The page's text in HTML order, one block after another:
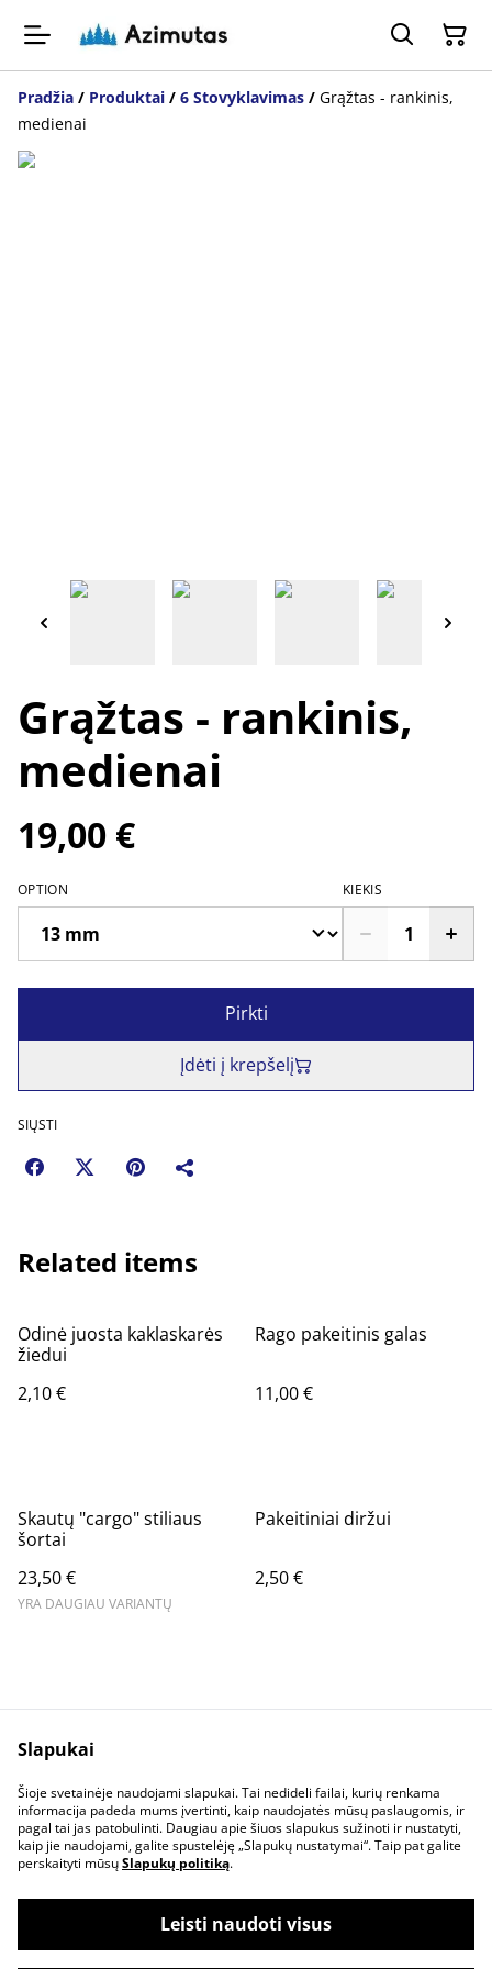
Pradžia / Produktai / 6 Stovyklavimas / Grąžtas - rankinis,
medienai
Grąžtas - rankinis,
medienai
19,00 €
OPTION KIEKIS
Pirkti
Įdėti į krepšelį
SIŲSTI
Related items
Odinė juosta kaklaskarės
žiedui
2,10 €
Rago pakeitinis galas
11,00 €
Skautų "cargo" stiliaus
šortai
23,50 €
YRA DAUGIAU VARIANTŲ
Pakeitiniai diržui
2,50 €
Susisiekite
Teisinė informacija
Privatumo politika
Slapukų politika
©2026Azimutas, Europos skautų kioskelis
Slapukai
Šioje svetainėje naudojami slapukai. Tai nedideli failai, kurių renkama
informacija padeda mums įvertinti, kaip naudojatės mūsų paslaugomis, ir
pagal tai jas patobulinti. Daugiau apie šiuos slapukus sužinoti ir nustatyti,
kaip jie naudojami, galite spustelėję „Slapukų nustatymai“. Taip pat galite
perskaityti mūsųSlapukų politiką.
Leisti naudoti visus